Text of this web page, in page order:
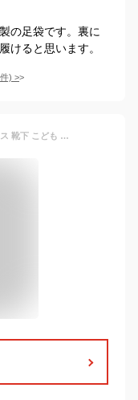
の足袋です。裏に
けると思います。
件) >
《最大200円OFFクーポン》 足袋ソックス 靴下 こども ジュニア キッズ 男の子 女の子 くるぶし 無地 目立つ 厚手 スニーカーソックス 日本製